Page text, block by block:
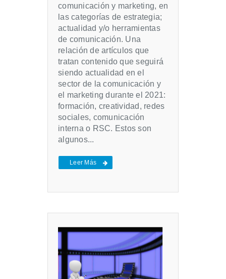
comunicación y marketing, en
las categorías de estrategia;
actualidad y/o herramientas
de comunicación. Una
relación de artículos que
tratan contenido que seguirá
siendo actualidad en el
sector de la comunicación y
el marketing durante el 2021:
formación, creatividad, redes
sociales, comunicación
interna o RSC. Estos son
algunos...
Leer Más